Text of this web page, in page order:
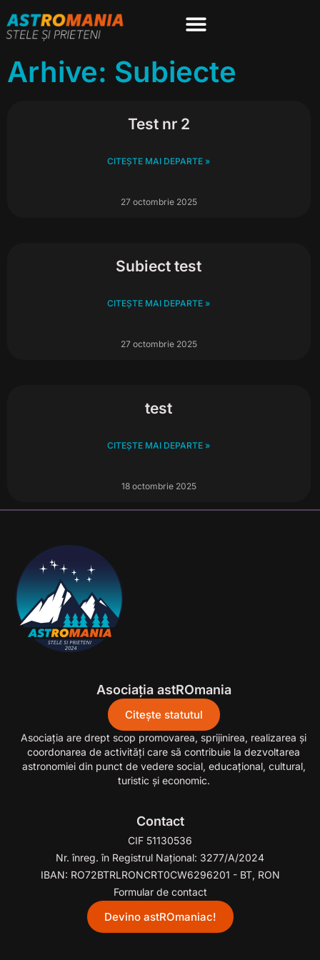
Arhive: Subiecte
Test nr 2
CITEȘTE MAI DEPARTE »
27 octombrie 2025
Subiect test
CITEȘTE MAI DEPARTE »
27 octombrie 2025
test
CITEȘTE MAI DEPARTE »
18 octombrie 2025
Asociația astROmania
Citește statutul
Asociaţia are drept scop promovarea, sprijinirea, realizarea şi
coordonarea de activităţi care să contribuie la dezvoltarea
astronomiei din punct de vedere social, educaţional, cultural,
turistic şi economic.
Contact
CIF 51130536
Nr. înreg. în Registrul Național: 3277/A/2024
IBAN: RO72BTRLRONCRT0CW6296201 - BT, RON
Formular de contact
Devino astROmaniac!